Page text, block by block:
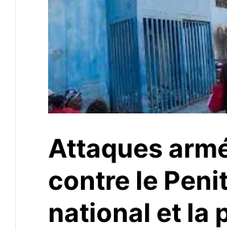
Attaques
contre le
national et la